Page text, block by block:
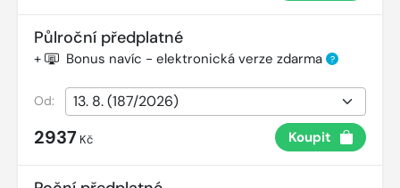
Půlroční předplatné
+ Bonus navíc - elektronická verze zdarma ?
Od:
2937 Kč Koupit